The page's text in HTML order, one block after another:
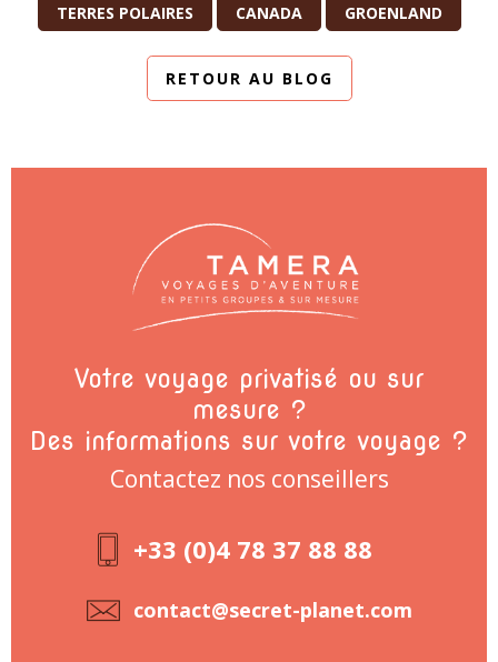
TERRES POLAIRES CANADA GROENLAND
RETOUR AU BLOG
Votre voyage privatisé ou sur
mesure ?
Des informations sur votre voyage ?
Contactez nos conseillers
+33 (0)4 78 37 88 88
contact@secret-planet.com